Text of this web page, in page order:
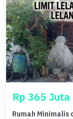
Rp 365 Juta